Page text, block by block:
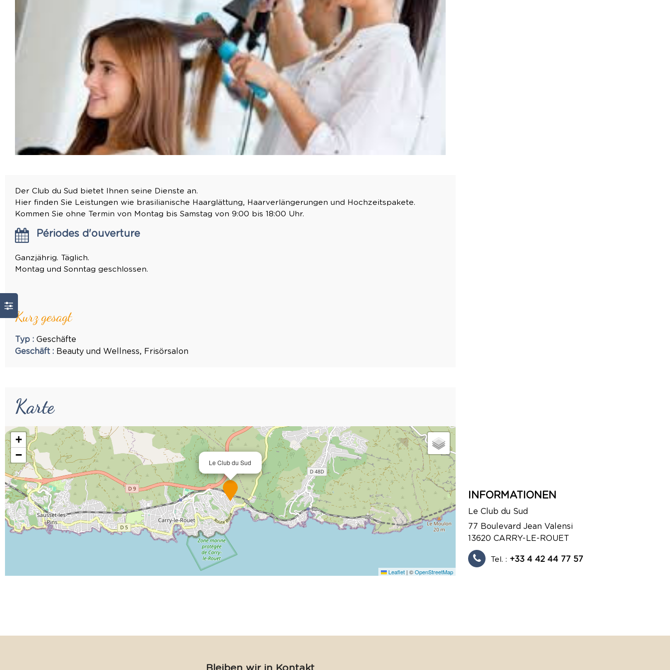
INFORMATIONEN
Le Club du Sud
77 Boulevard Jean Valensi
13620 CARRY-LE-ROUET
Tel. : +33 4 42 44 77 57
Der Club du Sud bietet Ihnen seine Dienste an.
Hier finden Sie Leistungen wie brasilianische Haarglättung, Haarverlängerungen und Hochzeitspakete.
Kommen Sie ohne Termin von Montag bis Samstag von 9:00 bis 18:00 Uhr.
Périodes d'ouverture
Ganzjährig. Täglich.
Montag und Sonntag geschlossen.
Kurz gesagt
Typ : Geschäfte
Geschäft : Beauty und Wellness Frisörsalon
Karte
Le Club du Sud
+
−
Leaflet | ©OpenStreetMap
Bleiben wir in Kontakt